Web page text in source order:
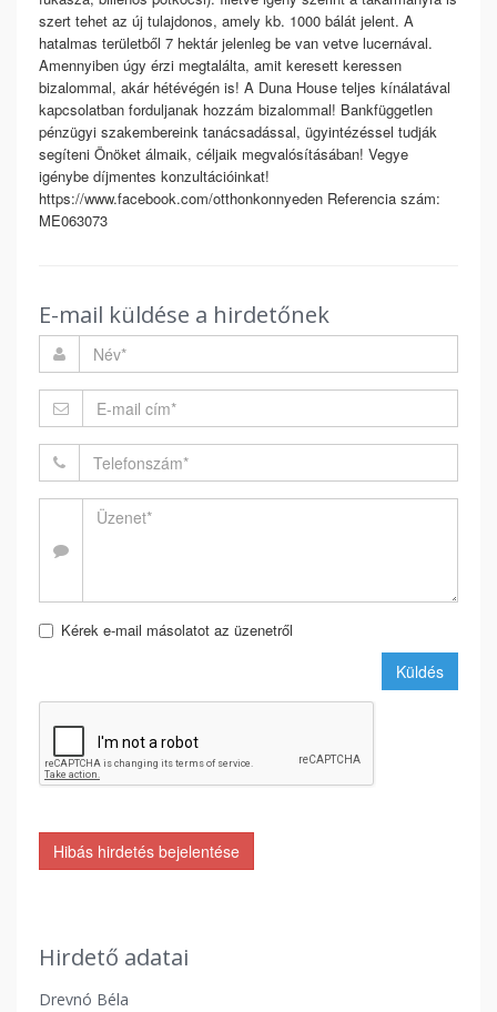
szert tehet az új tulajdonos, amely kb. 1000 bálát jelent. A
hatalmas területből 7 hektár jelenleg be van vetve lucernával.
Amennyiben úgy érzi megtalálta, amit keresett keressen
bizalommal, akár hétévégén is! A Duna House teljes kínálatával
kapcsolatban forduljanak hozzám bizalommal! Bankfüggetlen
pénzügyi szakembereink tanácsadással, ügyintézéssel tudják
segíteni Önöket álmaik, céljaik megvalósításában! Vegye
igénybe díjmentes konzultációinkat!
https://www.facebook.com/otthonkonnyeden Referencia szám:
ME063073
E-mail küldése a hirdetőnek
Kérek e-mail másolatot az üzenetről
Küldés
Hibás hirdetés bejelentése
Hirdető adatai
Drevnó Béla